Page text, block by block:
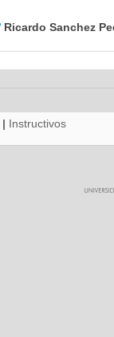
Ricardo Sanchez
| Instructivos